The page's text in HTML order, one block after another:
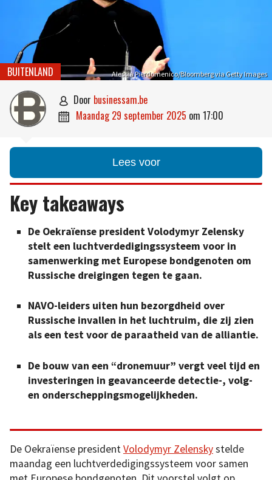
Alessia Pierdomenico/Bloomberg via Getty Images
BUITENLAND
 door businessam.be
 maandag 29 september 2025 om 17:00
Lees voor
Key takeaways
De Oekraïense president Volodymyr Zelensky
stelt een luchtverdedigingssysteem voor in
samenwerking met Europese bondgenoten om
Russische dreigingen tegen te gaan.
NAVO-leiders uiten hun bezorgdheid over
Russische invallen in het luchtruim, die zij zien
als een test voor de paraatheid van de alliantie.
De bouw van een “dronemuur” vergt veel tijd en
investeringen in geavanceerde detectie-, volg-
en onderscheppingsmogelijkheden.
De Oekraïense presidentVolodymyr Zelenskystelde
maandag een luchtverdedigingssysteem voor samen